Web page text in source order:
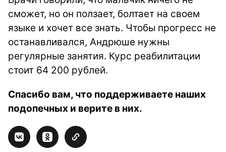
сможет, но он ползает, болтает на своем
языке и хочет все знать. Чтобы прогресс не
останавливался, Андрюше нужны
регулярные занятия. Курс реабилитации
стоит 64 200 рублей.
Спасибо вам, что поддерживаете наших
подопечных и верите в них.